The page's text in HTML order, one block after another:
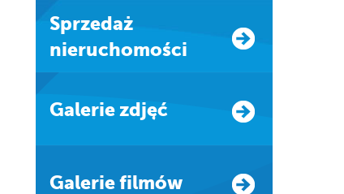
Sprzedaż
nieruchomości
Galerie zdjęć
Galerie filmów